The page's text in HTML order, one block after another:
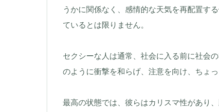
うかに関係なく、感情的な天気を再配置す
ているとは限りません。
セクシーな人は通常、社会に入る前に社会
のように衝撃を和らげ、注意を向け、ちょ
最高の状態では、彼らはカリスマ性があり